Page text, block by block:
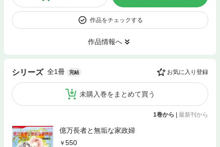
作品をチェックする
作品情報へ
シリーズ 全1冊 完結 お気に入り登録
未購入巻をまとめて買う
1巻から | 最新刊から
億万長者と無垢な家政婦
550